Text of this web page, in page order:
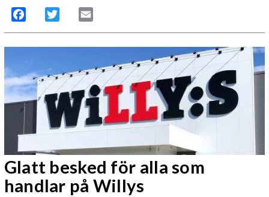
Facebook Twitter
Glatt besked för alla som
handlar på Willys